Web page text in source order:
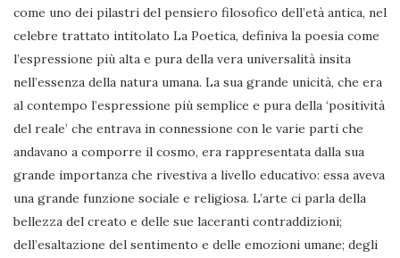
come uno dei pilastri del pensiero filosofico dell’età antica, nel
celebre trattato intitolato La Poetica, definiva la poesia come
l’espressione più alta e pura della vera universalità insita
nell’essenza della natura umana. La sua grande unicità, che era
al contempo l’espressione più semplice e pura della ‘positività
del reale’ che entrava in connessione con le varie parti che
andavano a comporre il cosmo, era rappresentata dalla sua
grande importanza che rivestiva a livello educativo: essa aveva
una grande funzione sociale e religiosa. L’arte ci parla della
bellezza del creato e delle sue laceranti contraddizioni;
dell’esaltazione del sentimento e delle emozioni umane; degli